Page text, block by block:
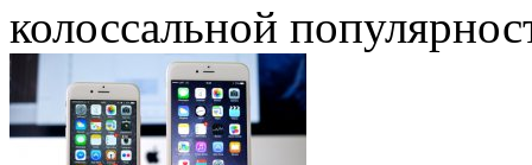
колоссальной